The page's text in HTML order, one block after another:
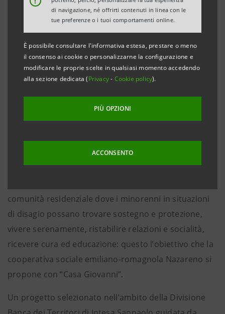
di navigazione, né offrirti contenuti in linea con le
tue preferenze o i tuoi comportamenti online.
È possibile consultare l'informativa estesa, prestare o meno
il consenso ai cookie o personalizzarne la configurazione e
modificare le proprie scelte in qualsiasi momento accedendo
alla sezione dedicata (Privacy- Cookie policy).
PIÙ OPZIONI
ACCONSENTO
distretto carpigiano dedicata all’accoglienza di
bambini e preadolescenti dai 6 ai 12 anni con
difficoltà psicologiche e relazionali, affinché
possano crescere sereni e trovare sostegno e
protezione.
• L’iniziativa è sostenuta da Intesa Sanpaolo, in
comunità residenziale dove i minorenni in situazioni
di disagio possano trovare sostegno e protezione,
vivere serenamente, ristabilire relazioni e socialità,
ricevere cura ed educazione: questo l’obiettivo che la
cooperativa sociale emiliano-romagnola Nazareno si
propone con “Casa Giovanni”.
Un progetto selezionato nell’ambito della Divisione